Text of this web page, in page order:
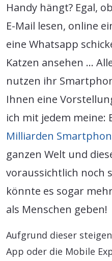
Handy hängt? Egal,
E-Mail lesen, online
eine Whatsapp
Katzen ansehen …
nutzen ihr
Ihnen eine
ich mit jedem meine:
Milliarden
ganzen Welt und
voraussichtlich noch
könnte es sogar
als Menschen geben!
Aufgrund dieser
App oder die Mobile